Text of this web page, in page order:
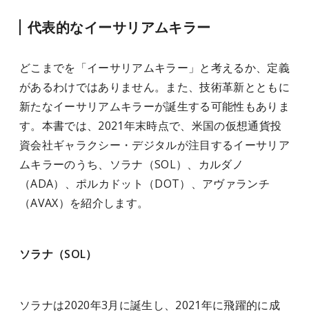
代表的なイーサリアムキラー
どこまでを「イーサリアムキラー」と考えるか、定義
があるわけではありません。また、技術革新とともに
新たなイーサリアムキラーが誕生する可能性もありま
す。本書では、2021年末時点で、米国の仮想通貨投
資会社ギャラクシー・デジタルが注目するイーサリア
ムキラーのうち、ソラナ（SOL）、カルダノ
（ADA）、ポルカドット（DOT）、アヴァランチ
（AVAX）を紹介します。
ソラナ（SOL）
ソラナは2020年3月に誕生し、2021年に飛躍的に成